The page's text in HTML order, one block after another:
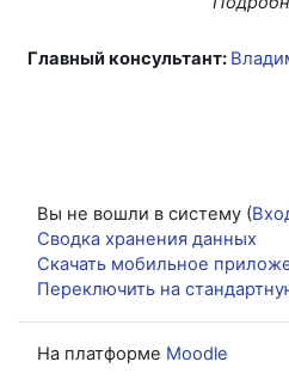
Главный консультант:
Вы не вошли в систему (
Сводка хранения данных
Скачать мобильное
Переключить на
На платформе Moodle